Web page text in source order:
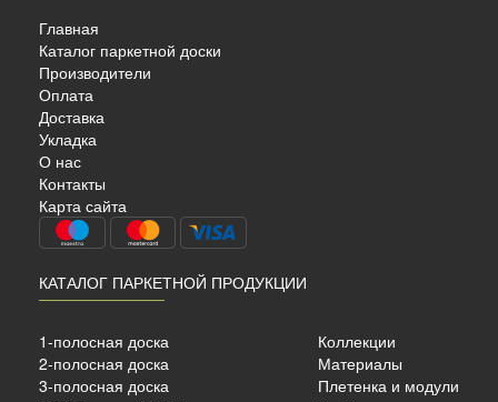
Главная
Каталог паркетной доски
Производители
Оплата
Доставка
Укладка
О нас
Контакты
Карта сайта
КАТАЛОГ ПАРКЕТНОЙ ПРОДУКЦИИ
1-полосная доска
2-полосная доска
3-полосная доска
Коллекции
Материалы
Плетенка и модули